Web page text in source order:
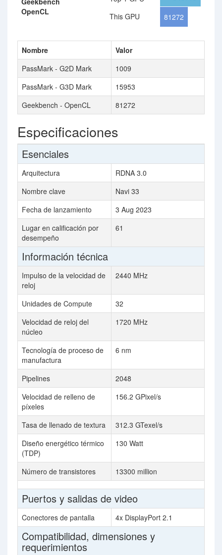
OpenCL
This GPU
81272
Nombre
Valor
PassMark - G2D Mark
1009
PassMark - G3D Mark
15953
Geekbench - OpenCL
81272
Especificaciones
Esenciales
Arquitectura
RDNA 3.0
Nombre clave
Navi 33
Fecha de lanzamiento
3 Aug 2023
Lugar en calificación por
desempeño
61
Información técnica
Impulso de la velocidad de
reloj
2440 MHz
Unidades de Compute
32
Velocidad de reloj del
núcleo
1720 MHz
Tecnología de proceso de
manufactura
6 nm
Pipelines
2048
Velocidad de relleno de
píxeles
156.2 GPixel/s
Tasa de llenado de textura
312.3 GTexel/s
Diseño energético térmico
(TDP)
130 Watt
Número de transistores 13300 million
Puertos y salidas de video
Conectores de pantalla 4x DisplayPort 2.1
Compatibilidad, dimensiones y
requerimientos